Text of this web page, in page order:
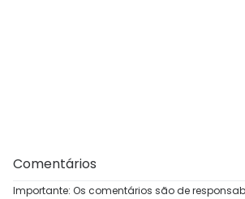
Comentários
Importante: Os comentários são de